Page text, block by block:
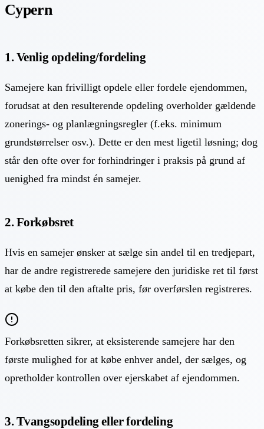
Cypern
1. Venlig opdeling/fordeling
Samejere kan frivilligt opdele eller fordele ejendommen,
forudsat at den resulterende opdeling overholder gældende
zonerings- og planlægningsregler (f.eks. minimum
grundstørrelser osv.). Dette er den mest ligetil løsning; dog
står den ofte over for forhindringer i praksis på grund af
uenighed fra mindst én samejer.
2. Forkøbsret
Hvis en samejer ønsker at sælge sin andel til en tredjepart,
har de andre registrerede samejere den juridiske ret til først
at købe den til den aftalte pris, før overførslen registreres.
Forkøbsretten sikrer, at eksisterende samejere har den
første mulighed for at købe enhver andel, der sælges, og
opretholder kontrollen over ejerskabet af ejendommen.
3. Tvangsopdeling eller fordeling